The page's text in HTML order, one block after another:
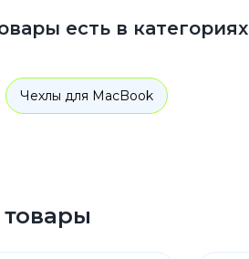
есть в категориях
Чехлы для MacBook